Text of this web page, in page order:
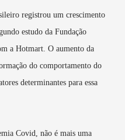
registrou um crescimento
estudo da Fundação
a Hotmart. O aumento da
do comportamento do
determinantes para essa
Covid, não é mais uma